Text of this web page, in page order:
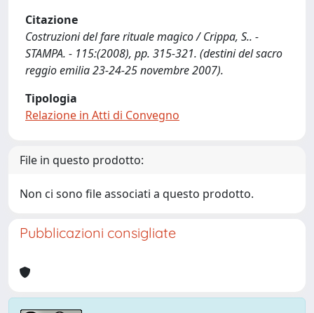
Citazione
Costruzioni del fare rituale magico / Crippa, S.. -
STAMPA. - 115:(2008), pp. 315-321. (destini del sacro
reggio emilia 23-24-25 novembre 2007).
Tipologia
Relazione in Atti di Convegno
File in questo prodotto:
Non ci sono file associati a questo prodotto.
Pubblicazioni consigliate